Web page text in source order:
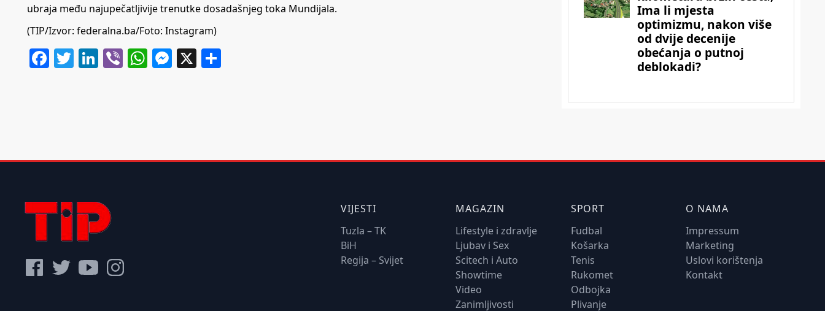
ubraja među najupečatljivije trenutke dosadašnjeg toka Mundijala.
(TIP/Izvor: federalna.ba/Foto: Instagram)
Facebook
Twitter
LinkedIn
ViberWhatsApp
Messenger
X
VIJESTI
Tuzla – TK
BiH
Regija – Svijet
MAGAZIN
Lifestyle i zdravlje
Ljubav i Sex
Scitech i Auto
Showtime
Video
Zanimljivosti
SPORT
Fudbal
Košarka
Tenis
Rukomet
Odbojka
Plivanje
O NAMA
Impressum
Marketing
Uslovi korištenja
Kontakt